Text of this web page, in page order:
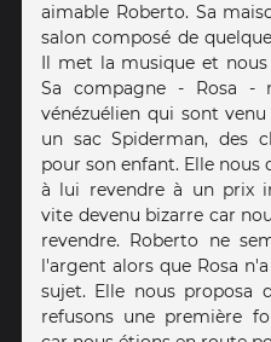
aimable Roberto. Sa
salon composé de
Il met la musique et
Sa compagne - Rosa -
vénézuélien qui sont
un sac Spiderman, des
pour son enfant. Elle nous
à lui revendre à un prix
vite devenu bizarre car
revendre. Roberto ne
l'argent alors que Rosa
sujet. Elle nous proposa
refusons une première